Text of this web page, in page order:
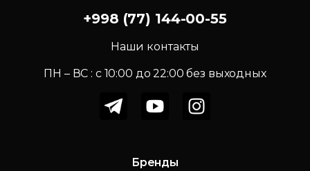
+998 (77) 144-00-55
Наши контакты
ПН – ВС : c 10:00 до 22:00 без выходных
Бренды